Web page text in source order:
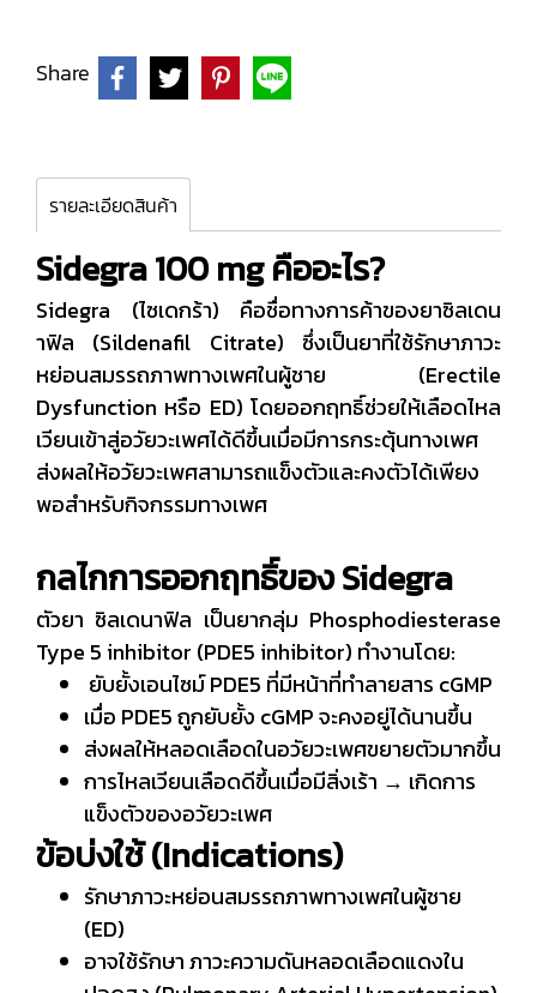
Share
รายละเอียดสินค้า
Sidegra 100 mg คืออะไร?
Sidegra (ไซเดกร้า) คือชื่อทางการค้าของยาซิลเดน
าฟิล (Sildenafil Citrate) ซึ่งเป็นยาที่ใช้รักษาภาวะ
หย่อนสมรรถภาพทางเพศในผู้ชาย (Erectile
Dysfunction หรือ ED) โดยออกฤทธิ์ช่วยให้เลือดไหล
เวียนเข้าสู่อวัยวะเพศได้ดีขึ้นเมื่อมีการกระตุ้นทางเพศ
ส่งผลให้อวัยวะเพศสามารถแข็งตัวและคงตัวได้เพียง
พอสำหรับกิจกรรมทางเพศ
กลไกการออกฤทธิ์ของ Sidegra
ตัวยา ซิลเดนาฟิล เป็นยากลุ่ม Phosphodiesterase
Type 5 inhibitor (PDE5 inhibitor) ทำงานโดย:
ยับยั้งเอนไซม์ PDE5 ที่มีหน้าที่ทำลายสาร cGMP
เมื่อ PDE5 ถูกยับยั้ง cGMP จะคงอยู่ได้นานขึ้น
ส่งผลให้หลอดเลือดในอวัยวะเพศขยายตัวมากขึ้น
การไหลเวียนเลือดดีขึ้นเมื่อมีสิ่งเร้า → เกิดการ
แข็งตัวของอวัยวะเพศ
ข้อบ่งใช้ (Indications)
รักษาภาวะหย่อนสมรรถภาพทางเพศในผู้ชาย
(ED)
อาจใช้รักษา ภาวะความดันหลอดเลือดแดงใน